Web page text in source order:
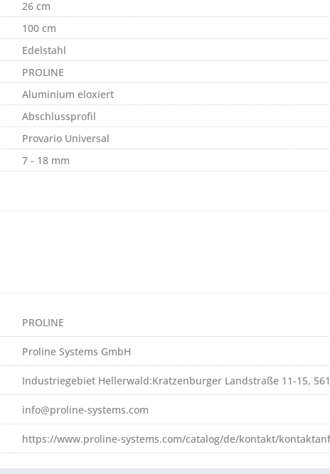
26 cm
100 cm
Edelstahl
PROLINE
Aluminium eloxiert
Abschlussprofil
Provario Universal
7 - 18 mm
PROLINE
Proline Systems GmbH
Industriegebiet Hellerwald:Kratzenburger Landstraße 11-15,
info@proline-systems.com
https://www.proline-systems.com/catalog/de/kontakt/